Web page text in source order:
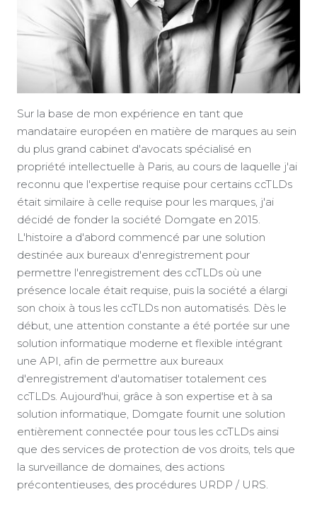
Sur la base de mon expérience en tant que
mandataire européen en matière de marques au sein
du plus grand cabinet d'avocats spécialisé en
propriété intellectuelle à Paris, au cours de laquelle j'ai
reconnu que l'expertise requise pour certains ccTLDs
était similaire à celle requise pour les marques, j'ai
décidé de fonder la société Domgate en 2015.
L'histoire a d'abord commencé par une solution
destinée aux bureaux d'enregistrement pour
permettre l'enregistrement des ccTLDs où une
présence locale était requise, puis la société a élargi
son choix à tous les ccTLDs non automatisés. Dès le
début, une attention constante a été portée sur une
solution informatique moderne et flexible intégrant
une API, afin de permettre aux bureaux
d'enregistrement d'automatiser totalement ces
ccTLDs. Aujourd'hui, grâce à son expertise et à sa
solution informatique, Domgate fournit une solution
entièrement connectée pour tous les ccTLDs ainsi
que des services de protection de vos droits, tels que
la surveillance de domaines, des actions
précontentieuses, des procédures URDP / URS.